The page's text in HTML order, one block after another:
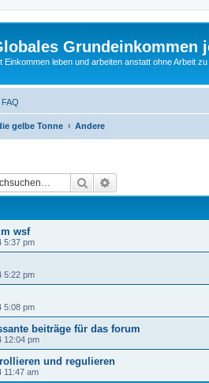
Grundeinkommen
Einkommen leben und arbeiten anstatt ohne Arbeit
FAQ
gelbe Tonne Andere
Suche
wsf
5:37 pm
5:22 pm
5:08 pm
beiträge für das forum
12:04 pm
und regulieren
11:47 am